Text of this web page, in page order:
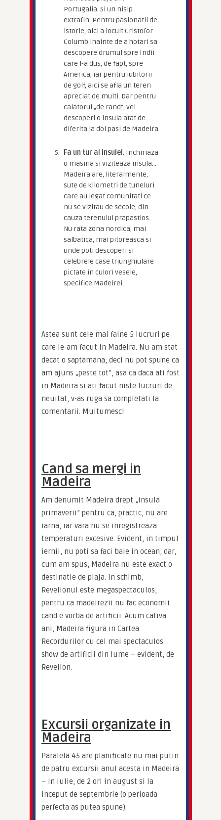
Portugalia. Si un nisip
extrafin. Pentru pasionatii de
istorie, aici a locuit Cristofor
Columb inainte de a hotari sa
descopere drumul spre Indii
care l-a dus, de fapt, spre
America, iar pentru iubitorii
de golf, aici se afla un teren
apreciat de multi. Dar pentru
calatorul „de rand”, vei
descoperi o insula atat de
diferita la doi pasi de Madeira.
Fa un tur al insulei. Inchiriaza
o masina si viziteaza insula…
Madeira are, literalmente,
sute de kilometri de tuneluri
care au legat comunitati ce
nu se vizitau de secole, din
cauza terenului prapastios.
Nu rata zona nordica, mai
salbatica, mai pitoreasca si
unde poti descoperi si
celebrele case triunghiulare
pictate in culori vesele,
specifice Madeirei.
Astea sunt cele mai faine 5 lucruri pe
care le-am facut in Madeira. Nu am stat
decat o saptamana, deci nu pot spune ca
am ajuns „peste tot”, asa ca daca ati fost
in Madeira si ati facut niste lucruri de
neuitat, v-as ruga sa completati la
comentarii. Multumesc!
Cand sa mergi in
Madeira
Am denumit Madeira drept „insula
primaverii” pentru ca, practic, nu are
iarna, iar vara nu se inregistreaza
temperaturi excesive. Evident, in timpul
iernii, nu poti sa faci baie in ocean, dar,
cum am spus, Madeira nu este exact o
destinatie de plaja. In schimb,
Revelionul este megaspectaculos,
pentru ca madeirezii nu fac economii
cand e vorba de artificii. Acum cativa
ani, Madeira figura in Cartea
Recordurilor cu cel mai spectaculos
show de artificii din lume – evident, de
Revelion.
Excursii organizate in
Madeira
Paralela 45 are planificate nu mai putin
de patru excursii anul acesta in Madeira
– in iulie, de 2 ori in august si la
inceput de septembrie (o perioada
perfecta as putea spune).